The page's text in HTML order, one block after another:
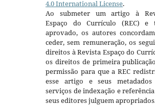
4.0 International License.
Ao submeter um artigo à
Espaço do Currículo (REC) e
aprovado, os autores
ceder, sem remuneração, os
direitos à Revista Espaço do
os direitos de primeira
permissão para que a REC
esse artigo e seus metadados
serviços de indexação e
seus editores julguem